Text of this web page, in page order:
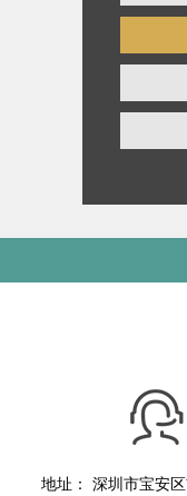
地址： 深圳市宝安